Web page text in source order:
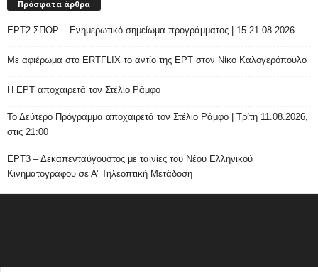
Πρόσφατα άρθρα
ΕΡΤ2 ΣΠΟΡ – Ενημερωτικό σημείωμα προγράμματος | 15-21.08.2026
Με αφιέρωμα στο ERTFLIX το αντίο της ΕΡΤ στον Νίκο Καλογερόπουλο
Η ΕΡΤ αποχαιρετά τον Στέλιο Ράμφο
Το Δεύτερο Πρόγραμμα αποχαιρετά τον Στέλιο Ράμφο | Τρίτη 11.08.2026,
στις 21:00
ΕΡΤ3 – Δεκαπενταύγουστος με ταινίες του Νέου Ελληνικού
Κινηματογράφου σε Α’ Τηλεοπτική Μετάδοση